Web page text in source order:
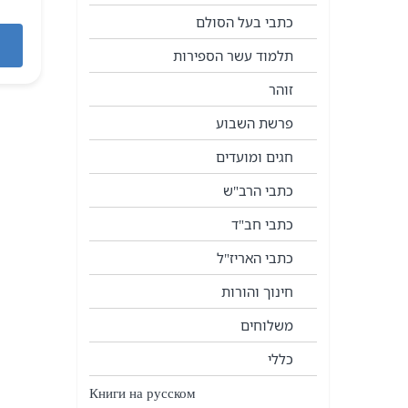
כתבי בעל הסולם
תלמוד עשר הספירות
זוהר
פרשת השבוע
חגים ומועדים
כתבי הרב"ש
כתבי חב"ד
כתבי האריז"ל
חינוך והורות
משלוחים
כללי
Книги на русском